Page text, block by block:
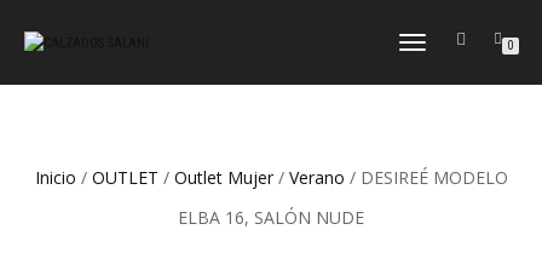
CAMBIAR
0
Inicio / OUTLET / Outlet Mujer/ Verano / DESIREÉ MODELO
ELBA 16, SALÓN NUDE